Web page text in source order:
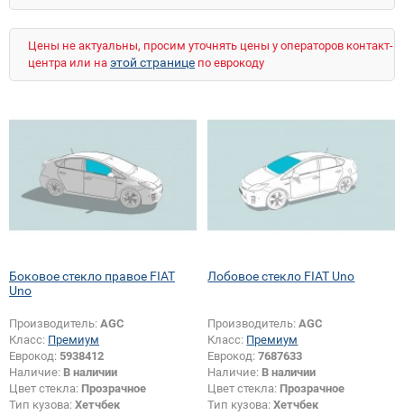
Цены не актуальны, просим уточнять цены у операторов контакт-
центра или на этой странице по еврокоду
Боковое стекло правое FIAT
Uno
Производитель: AGC
Класс: Премиум
Еврокод: 5938412
Наличие: В наличии
Цвет стекла: Прозрачное
Тип кузова: Хетчбек
Лобовое стекло FIAT Uno
Производитель:AGC
Класс: Премиум
Еврокод:7687633
Наличие: В наличии
Цвет стекла: Прозрачное
Тип кузова:Хетчбек